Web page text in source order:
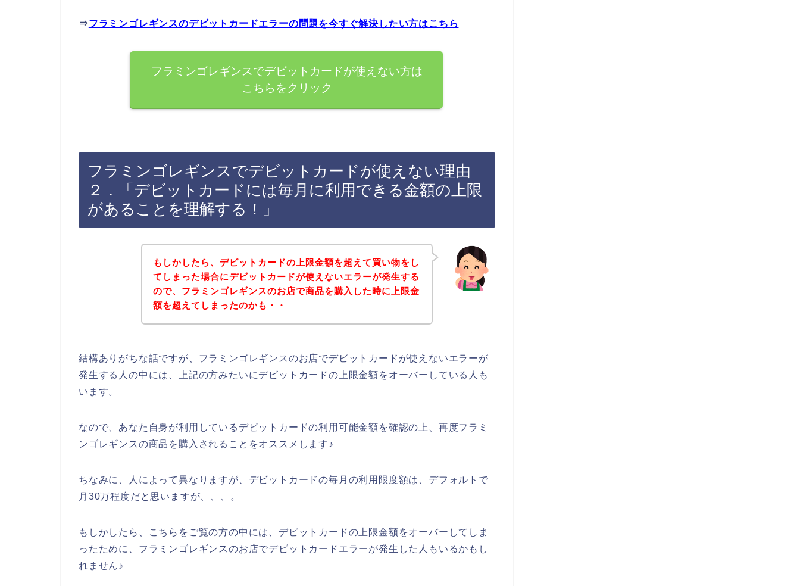
⇒フラミンゴレギンスのデビットカードエラーの問題を今すぐ解決したい方はこちら
フラミンゴレギンスでデビットカードが使えない方は
こちらをクリック
フラミンゴレギンスでデビットカードが使えない理由
２．「デビットカードには毎月に利用できる金額の上限
があることを理解する！」
もしかしたら、デビットカードの上限金額を超えて買い物をし
てしまった場合にデビットカードが使えないエラーが発生する
ので、フラミンゴレギンスのお店で商品を購入した時に上限金
額を超えてしまったのかも・・
結構ありがちな話ですが、フラミンゴレギンスのお店でデビットカードが使えないエラーが
発生する人の中には、上記の方みたいにデビットカードの上限金額をオーバーしている人も
います。
なので、あなた自身が利用しているデビットカードの利用可能金額を確認の上、再度フラミ
ンゴレギンスの商品を購入されることをオススメします♪
ちなみに、人によって異なりますが、デビットカードの毎月の利用限度額は、デフォルトで
月30万程度だと思いますが、、、。
もしかしたら、こちらをご覧の方の中には、デビットカードの上限金額をオーバーしてしま
ったために、フラミンゴレギンスのお店でデビットカードエラーが発生した人もいるかもし
れません♪